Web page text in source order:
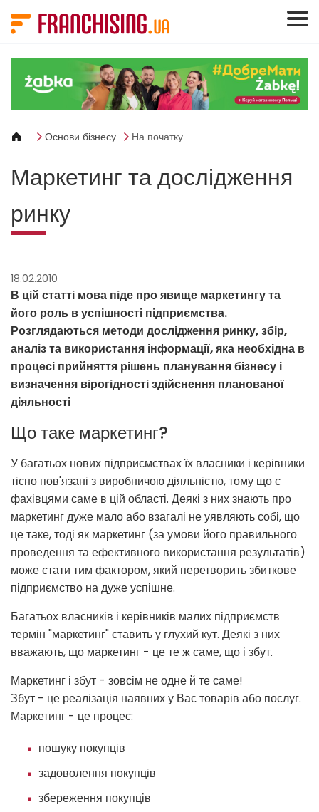
Основи бізнесу На початку
Маркетинг та дослідження
ринку
18.02.2010
В цій статті мова піде про явище маркетингу та
його роль в успішності підприємства.
Розглядаються методи дослідження ринку, збір,
аналіз та використання інформації, яка необхідна в
процесі прийняття рішень планування бізнесу і
визначення вірогідності здійснення планованої
діяльності
Що таке маркетинг?
У багатьох нових підприємствах їх власники і керівники
тісно пов'язані з виробничою діяльністю, тому що є
фахівцями саме в цій області. Деякі з них знають про
маркетинг дуже мало або взагалі не уявляють собі, що
це таке, тоді як маркетинг (за умови його правильного
проведення та ефективного використання результатів)
може стати тим фактором, який перетворить збиткове
підприємство на дуже успішне.
Багатьох власників і керівників малих підприємств
термін "маркетинг" ставить у глухий кут. Деякі з них
вважають, що маркетинг - це те ж саме, що і збут.
Маркетинг і збут - зовсім не одне й те саме!
Збут - це реалізація наявних у Вас товарів або послуг.
Маркетинг - це процес:
пошуку покупців
задоволення покупців
збереження покупців